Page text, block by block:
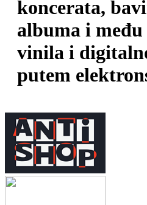
koncerata,
albuma i
vinila i
putem